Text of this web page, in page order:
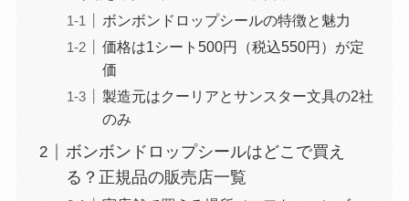
ボンボンドロップシールの特徴と魅力
価格は1シート500円（税込550円）が定
価
製造元はクーリアとサンスター文具の2社
のみ
ボンボンドロップシールはどこで買え
る？正規品の販売店一覧